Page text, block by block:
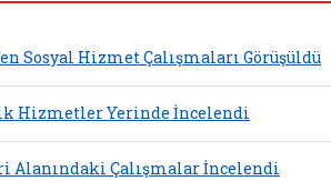
Sosyal Hizmet Çalışmaları Görüşüldü
Hizmetler Yerinde İncelendi
Alanındaki Çalışmalar İncelendi